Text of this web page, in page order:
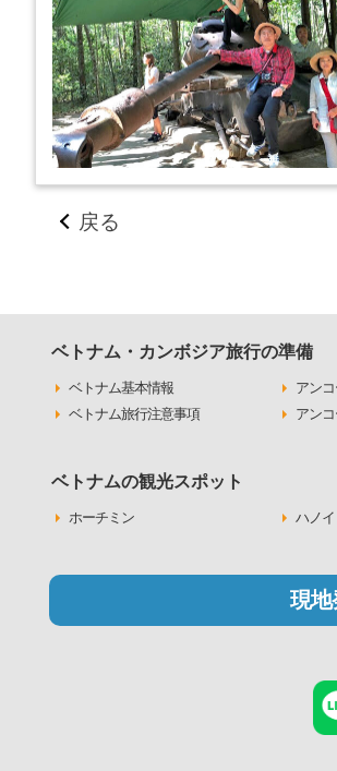
戻る
ベトナム・カンボジア旅行の準備
ベトナム基本情報 アン
ベトナム旅行注意事項
アン
ベトナムの観光スポット
ホーチミン ハノイ
現地